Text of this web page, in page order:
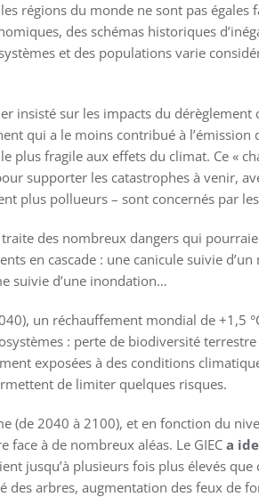
régions du monde ne sont pas égales
des schémas historiques
et des populations varie
insisté sur les impacts du
qui a le moins contribué à l’émission
plus fragile aux effets du climat. Ce «
supporter les catastrophes à venir,
plus pollueurs – sont concernés par
traite des nombreux dangers qui
en cascade : une canicule suivie
suivie d’une inondation…
un réchauffement mondial de +1,5
: perte de biodiversité
exposées à des conditions
de limiter quelques risques.
(de 2040 à 2100), et en fonction du
face à de nombreux aléas. Le GIEC a
jusqu’à plusieurs fois plus élevés
des arbres, augmentation des feux de